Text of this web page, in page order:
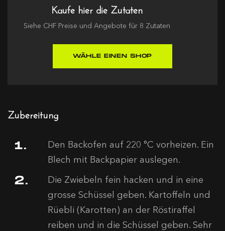
Kaufe hier die Zutaten
Siehe CHF Preise und Angebote für 8 Zutaten
WÄHLE EINEN SHOP
Zubereitung
Den Backofen auf 220 °C vorheizen. Ein
Blech mit Backpapier auslegen.
Die Zwiebeln fein hacken und in eine
grosse Schüssel geben. Kartoffeln und
Rüebli (Karotten) an der Röstiraffel
reiben und in die Schüssel geben. Sehr